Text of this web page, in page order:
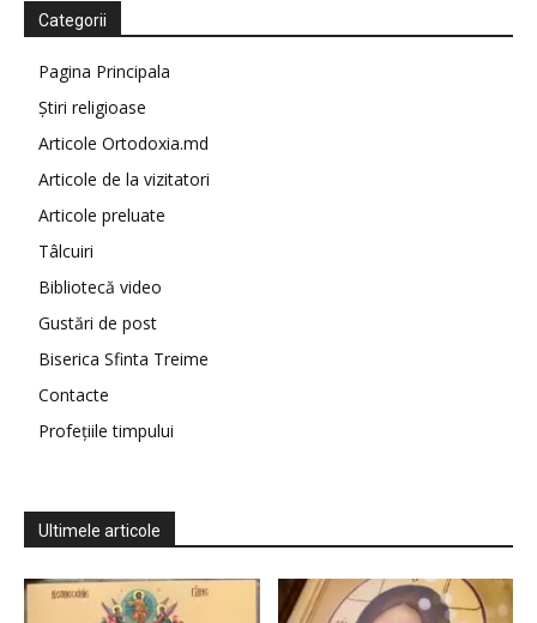
Categorii
Pagina Principala
Știri religioase
Articole Ortodoxia.md
Articole de la vizitatori
Articole preluate
Tâlcuiri
Bibliotecă video
Gustări de post
Biserica Sfinta Treime
Contacte
Profețiile timpului
Ultimele articole